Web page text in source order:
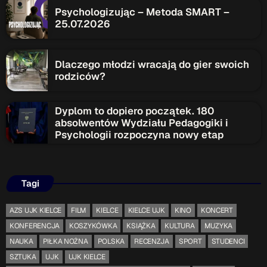
ON AIR
Audycja
Serwis Informacyjny
Upcoming shows
Serwis Informacyjny
19:00 - 19:05
Psychologizując – Metoda SMART –
25.07.2026
Dlaczego młodzi wracają do gier swoich
rodziców?
Dyplom to dopiero początek. 180
absolwentów Wydziału Pedagogiki i
Psychologii rozpoczyna nowy etap
Tagi
AZS UJK KIELCE FILM KIELCE KIELCE UJK KINO
KONCERT
KONFERENCJA
KOSZYKÓWKA KSIĄŻKA KULTURA
MUZYKA
NAUKA
PIŁKA NOŻNA POLSKA RECENZJA SPORT
STUDENCI
SZTUKA
UJK
UJK KIELCE